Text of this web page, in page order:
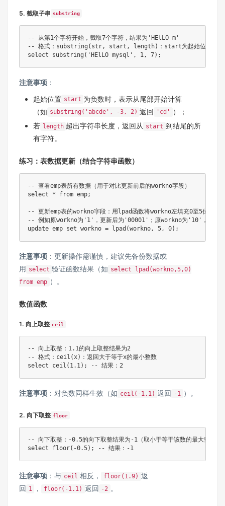
5. 截取子串 substring
-- 从第1个字符开始，截取7个字符，结果为'HElLO m'
-- 格式：substring(str, start, length)：start为起始位置（从1
注意事项 ：
起始位置 start 为负数时，表示从尾部开始计算
（如 substring('abcde', -3, 2) 返回 'cd'
）；
若 length 超出字符串长度，返回从 start 到结尾的所
有字符。
练习：表数据更新（结合字符串函数）
-- 查看emp表所有数据（用于对比更新前后的workno字段）
select * from emp;
-- 更新emp表的workno字段：用lpad函数将workno左填充0至5位
-- 例如原workno为'1'，更新后为'00001'；原workno为'10'，更新
注意事项 ：更新操作需谨慎，建议先备份数据或
用 select 验证函数结果（如 select lpad(workno,5,0)
from emp ）。
数值函数
1. 向上取整 ceil
-- 向上取整：1.1的向上取整结果为2
-- 格式：ceil(x)：返回大于等于x的最小整数
注意事项 ：对负数同样生效（如 ceil(-1.1) 返回 -1 ）。
2. 向下取整 floor
-- 向下取整：-0.5的向下取整结果为-1（取小于等于该数的最大整数）
注意事项 ：与 ceil 相反， floor(1.9) 返
回 1 ， floor(-1.1) 返回 -2 。